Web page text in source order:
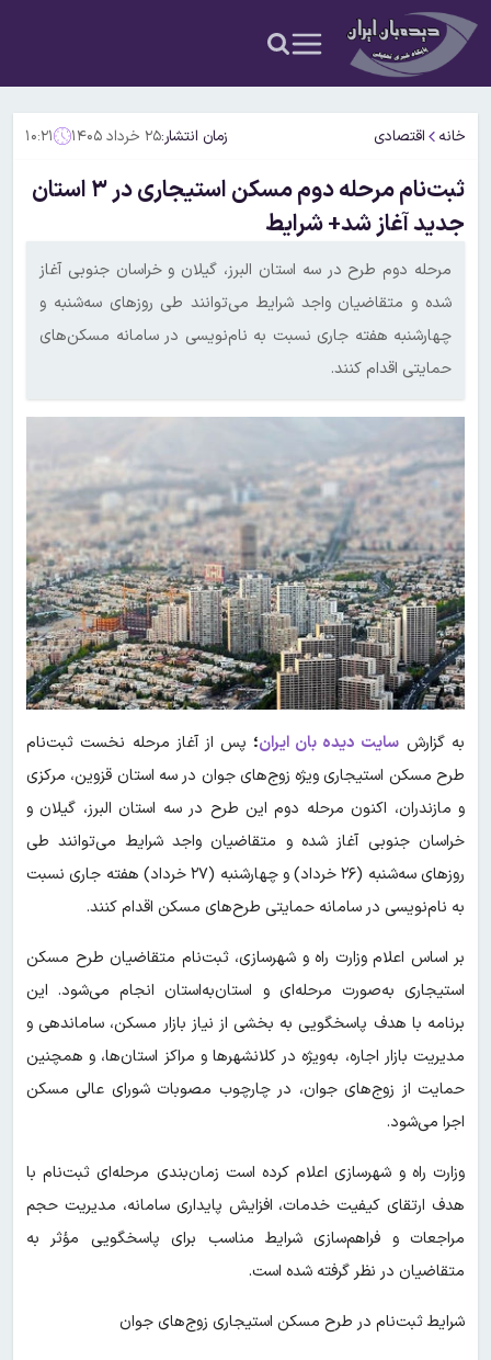
خانه اقتصادی زمان انتشار:۲۵ خرداد ۱۴۰۵ ۱۰:۲۱
ثبت‌نام مرحله دوم مسکن استیجاری در ۳ استان
جدید آغاز شد+ شرایط
مرحله دوم طرح در سه استان البرز، گیلان و خراسان جنوبی آغاز
شده و متقاضیان واجد شرایط می‌توانند طی روزهای سه‌شنبه و
چهارشنبه هفته جاری نسبت به نام‌نویسی در سامانه مسکن‌های
حمایتی اقدام کنند.
به گزارش سایت دیده بان ایران؛ پس از آغاز مرحله نخست ثبت‌نام
طرح مسکن استیجاری ویژه زوج‌های جوان در سه استان قزوین، مرکزی
و مازندران، اکنون مرحله دوم این طرح در سه استان البرز، گیلان و
خراسان جنوبی آغاز شده و متقاضیان واجد شرایط می‌توانند طی
روزهای سه‌شنبه (۲۶ خرداد) و چهارشنبه (۲۷ خرداد) هفته جاری نسبت
به نام‌نویسی در سامانه حمایتی طرح‌های مسکن اقدام کنند.
بر اساس اعلام وزارت راه و شهرسازی، ثبت‌نام متقاضیان طرح مسکن
استیجاری به‌صورت مرحله‌ای و استان‌به‌استان انجام می‌شود. این
برنامه با هدف پاسخگویی به بخشی از نیاز بازار مسکن، ساماندهی و
مدیریت بازار اجاره، به‌ویژه در کلانشهرها و مراکز استان‌ها، و همچنین
حمایت از زوج‌های جوان، در چارچوب مصوبات شورای عالی مسکن
اجرا می‌شود.
وزارت راه و شهرسازی اعلام کرده است زمان‌بندی مرحله‌ای ثبت‌نام با
هدف ارتقای کیفیت خدمات، افزایش پایداری سامانه، مدیریت حجم
مراجعات و فراهم‌سازی شرایط مناسب برای پاسخگویی مؤثر به
متقاضیان در نظر گرفته شده است.
شرایط ثبت‌نام در طرح مسکن استیجاری زوج‌های جوان